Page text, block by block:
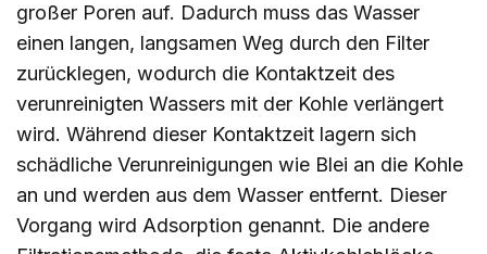
großer Poren auf. Dadurch muss das Wasser
einen langen, langsamen Weg durch den Filter
zurücklegen, wodurch die Kontaktzeit des
verunreinigten Wassers mit der Kohle verlängert
wird. Während dieser Kontaktzeit lagern sich
schädliche Verunreinigungen wie Blei an die Kohle
an und werden aus dem Wasser entfernt. Dieser
Vorgang wird Adsorption genannt. Die andere